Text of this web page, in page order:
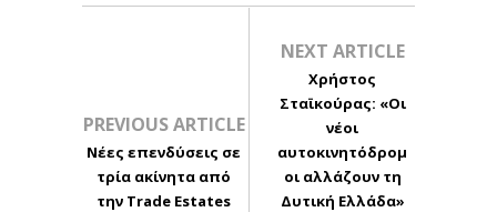
PREVIOUS ARTICLE
Nέες επενδύσεις σε
τρία ακίνητα από
την Trade Estates
NEXT ARTICLE
Χρήστος
Σταϊκούρας: «Οι
νέοι
αυτοκινητόδρομ
οι αλλάζουν τη
Δυτική Ελλάδα»